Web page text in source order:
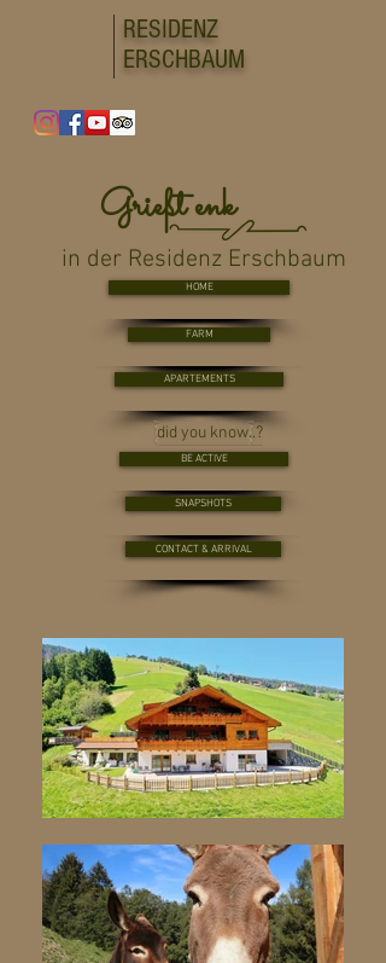
RESIDENZ
ERSCHBAUM
Grießt enk
in der Residenz Erschbaum
HOME
FARM
APARTEMENTS
did you know..?
BE ACTIVE
SNAPSHOTS
CONTACT & ARRIVAL